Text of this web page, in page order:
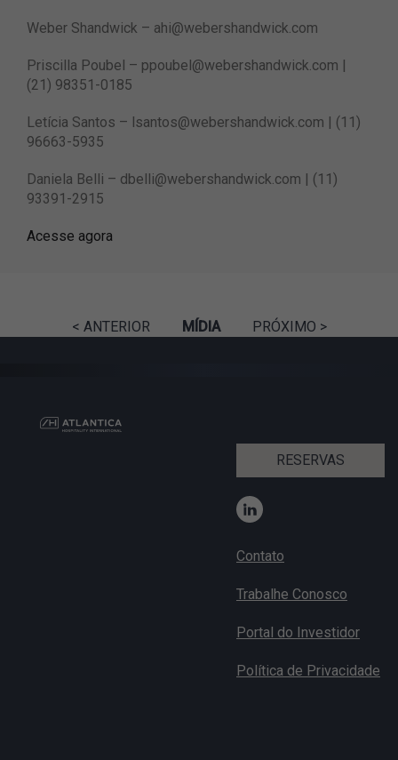
Weber Shandwick – ahi@webershandwick.com
Priscilla Poubel – ppoubel@webershandwick.com |
(21) 98351-0185
Letícia Santos – lsantos@webershandwick.com | (11)
96663-5935
Daniela Belli – dbelli@webershandwick.com | (11)
93391-2915
Acesse agora
< ANTERIOR MÍDIA PRÓXIMO >
RESERVAS
Contato
Trabalhe Conosco
Portal do Investidor
Política de Privacidade